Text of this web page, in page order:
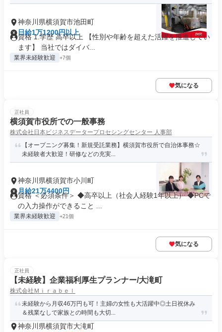
神奈川県横須賀市池田町
日給1万1200円以上
資格 1.学歴 高卒以上 【性別や年齢を超えた活躍を推進してい
ます】 当社ではダイバ...
業界未経験歓迎 +7個
気になる
正社員
横須賀市役所での一般事務
株式会社日本ビジネスデータープロセシングセンター 人事部
【オープニング募集！新規受託業務】横須賀市役所で自治体事務☆
未経験者大歓迎！研修などの充実...
神奈川県横須賀市小川町
月給21万4400円
資格 ＜必須条件＞ ◆高卒以上（社会人経験1年以上） ◆PCで
の入力操作ができること ...
業界未経験歓迎 +21個
気になる
正社員
【未経験】企業福利厚生プランナー/大滝町
株式会社Ｍｉｒａｂｅｌ
未経験から月収46万円も可！主婦の女性も大活躍中◎土日祝休み
＆残業なしで家族との時間も大切...
神奈川県横須賀市大滝町